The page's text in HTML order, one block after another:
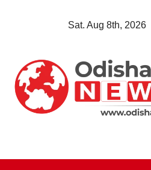
Sat. Aug 8th, 2026